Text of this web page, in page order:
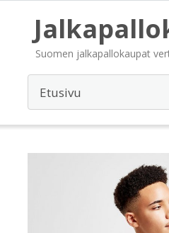
Suomen jalkapallokaupat